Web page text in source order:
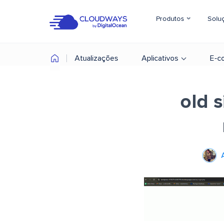
Produtos
Atualizações Aplicativos E-
old